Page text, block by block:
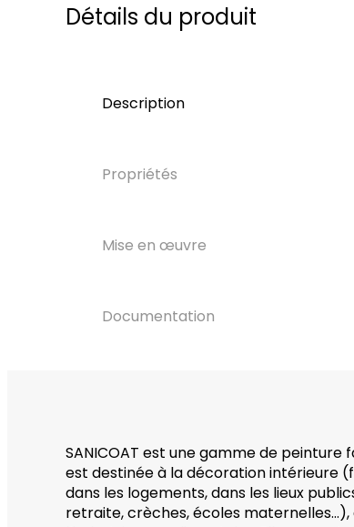
Détails du produit
Description
Propriétés
Mise en œuvre
Documentation
SANICOAT est une gamme de
est destinée à la décoration intérieure
dans les logements, dans les lieux
retraite, crèches, écoles maternelles…),